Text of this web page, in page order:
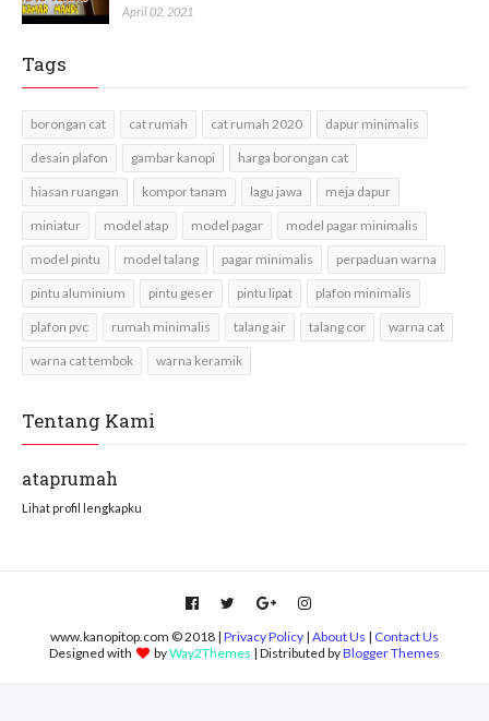
April 02, 2021
Tags
borongan cat cat rumah cat rumah 2020 dapur minimalis
desain plafon gambar kanopi harga borongan cat
hiasan ruangan kompor tanam lagu jawa meja dapur
miniatur model atap model pagar model pagar minimalis
model pintu model talang pagar minimalis perpaduan warna
pintu aluminium pintu geser pintu lipat plafon minimalis
plafon pvc rumah minimalis talang air talang cor warna cat
warna cat tembok warna keramik
Tentang Kami
ataprumah
Lihat profil lengkapku
www.kanopitop.com © 2018 | Privacy Policy | About Us | Contact Us
Designed with
byWay2Themes | Distributed byBlogger Themes